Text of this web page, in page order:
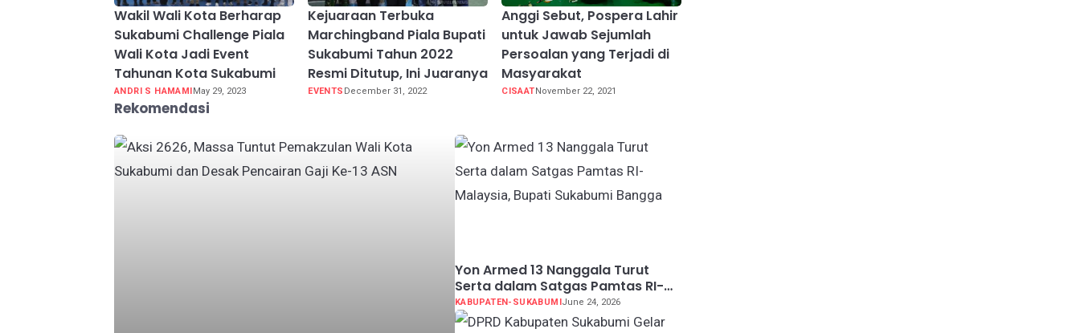
Wakil Wali Kota Berharap
Sukabumi Challenge Piala
Wali Kota Jadi Event
Tahunan Kota Sukabumi
ANDRI S HAMAMI May 29, 2023
Kejuaraan Terbuka
Marchingband Piala Bupati
Sukabumi Tahun 2022
Resmi Ditutup, Ini Juaranya
EVENTS December 31, 2022
Anggi Sebut, Pospera Lahir
untuk Jawab Sejumlah
Persoalan yang Terjadi di
Masyarakat
CISAAT November 22, 2021
Rekomendasi
Yon Armed 13 Nanggala Turut
Serta dalam Satgas Pamtas RI-
Malaysia, Bupati Sukabumi
Bangga
KABUPATEN-SUKABUMIJune 24, 2026